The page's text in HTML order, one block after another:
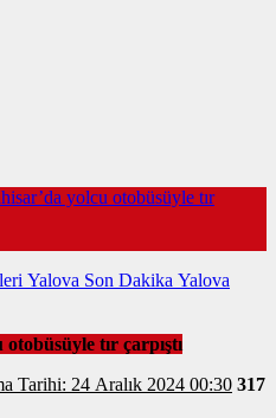
yolcu otobüsüyle tır
Yalova Son Dakika Yalova
tır çarpıştı
Yayınlanma Tarihi: 24 Aralık 2024 00:30 317